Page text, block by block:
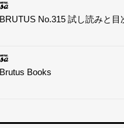
No.315 試し読みと目
Books